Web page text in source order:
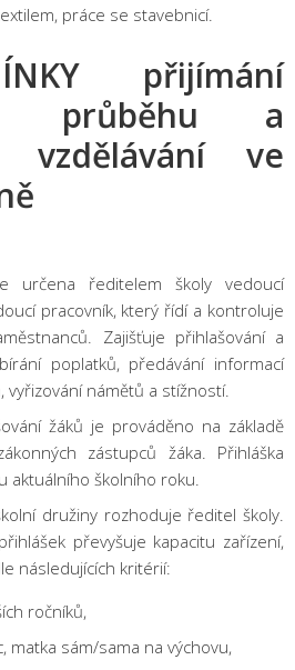
práce se stavebnicí.
přijímání
průběhu a
vzdělávání ve
určena ředitelem školy vedoucí
pracovník, který řídí a kontroluje
Zajišťuje přihlašování a
poplatků, předávání informací
vyřizování námětů a stížností.
žáků je prováděno na základě
zástupců žáka. Přihláška
aktuálního školního roku.
družiny rozhoduje ředitel školy.
převyšuje kapacitu zařízení,
následujících kritérií:
ročníků,
matka sám/sama na výchovu,